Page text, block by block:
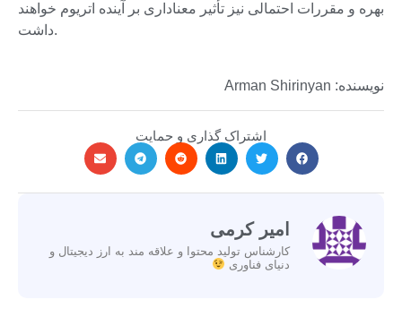
بهره و مقررات احتمالی نیز تأثیر معناداری بر آینده اتریوم خواهند
داشت.
نویسنده: Arman Shirinyan
اشتراک گذاری و حمایت
امیر کرمی
کارشناس تولید محتوا و علاقه مند به ارز دیجیتال و
دنیای فناوری